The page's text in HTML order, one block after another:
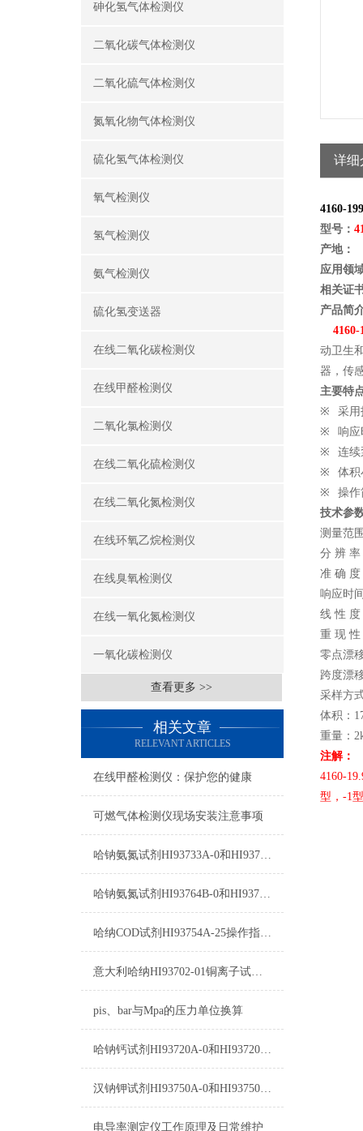
砷化氢气体检测仪
二氧化碳气体检测仪
二氧化硫气体检测仪
氮氧化物气体检测仪
硫化氢气体检测仪
氧气检测仪
氢气检测仪
氨气检测仪
硫化氢变送器
在线二氧化碳检测仪
在线甲醛检测仪
二氧化氯检测仪
在线二氧化硫检测仪
在线二氧化氮检测仪
在线环氧乙烷检测仪
在线臭氧检测仪
在线一氧化氮检测仪
一氧化碳检测仪
查看更多 >>
相关文章
RELEVANT ARTICLES
在线甲醛检测仪：保护您的健康
可燃气体检测仪现场安装注意事项
哈钠氨氮试剂HI93733A-0和HI93733B-0使用方法
哈钠氨氮试剂HI93764B-0和HI93764-0测量原理
哈纳COD试剂HI93754A-25操作指南及测量标准
意大利哈纳HI93702-01铜离子试剂图片及参数
pis、bar与Mpa的压力单位换算
哈钠钙试剂HI93720A-0和HI93720B-0使用方法
汉钠钾试剂HI93750A-0和HI93750B-0使用指南
电导率测定仪工作原理及日常维护
详细
4160-
型号：
产地：
应用领
相关证
产品简
4160-
动卫生
器，传
主要特
※
采用
※
响应
※
连续
※
体积
※
操作
技术参
测量范
分 辨 率
准 确
响应时
线 性
重 现 性
零点漂
跨度漂
采样方
体积：
重量：
注解：
4160-
型， -1